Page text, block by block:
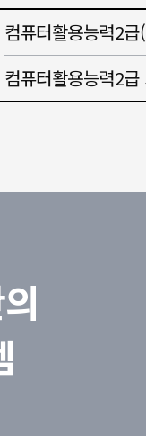
컴퓨터활용능력2
컴퓨터활용능력2